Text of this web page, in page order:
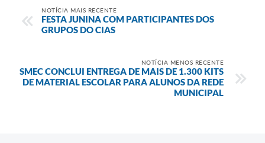
NOTÍCIA MAIS RECENTE
FESTA JUNINA COM PARTICIPANTES DOS
GRUPOS DO CIAS
NOTÍCIA MENOS RECENTE
SMEC CONCLUI ENTREGA DE MAIS DE 1.300 KITS
DE MATERIAL ESCOLAR PARA ALUNOS DA REDE
MUNICIPAL